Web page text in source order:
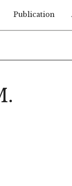
Publication